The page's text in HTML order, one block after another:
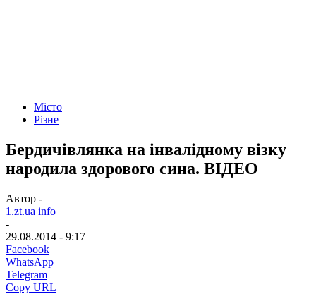
Місто
Різне
Бердичівлянка на інвалідному візку
народила здорового сина. ВІДЕО
Автор -
1.zt.ua info
-
29.08.2014 - 9:17
Facebook
WhatsApp
Telegram
Copy URL